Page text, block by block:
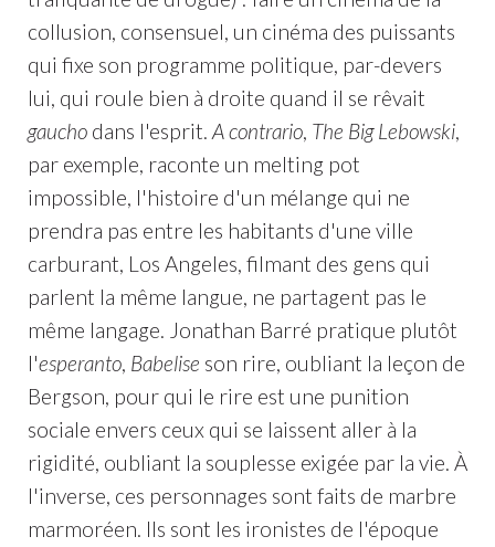
collusion, consensuel, un cinéma des puissants
qui fixe son programme politique, par-devers
lui, qui roule bien à droite quand il se rêvait
gauchodans l'esprit. A contrario, The Big Lebowski,
par exemple, raconte un melting pot
impossible, l'histoire d'un mélange qui ne
prendra pas entre les habitants d'une ville
carburant, Los Angeles, filmant des gens qui
parlent la même langue, ne partagent pas le
même langage. Jonathan Barré pratique plutôt
l'esperanto, Babelise son rire, oubliant la leçon de
Bergson, pour qui le rire est une punition
sociale envers ceux qui se laissent aller à la
rigidité, oubliant la souplesse exigée par la vie. À
l'inverse, ces personnages sont faits de marbre
marmoréen. Ils sont les ironistes de l'époque